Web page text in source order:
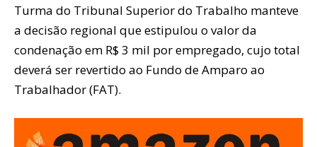
Turma do Tribunal Superior do Trabalho manteve
a decisão regional que estipulou o valor da
condenação em R$ 3 mil por empregado, cujo total
deverá ser revertido ao Fundo de Amparo ao
Trabalhador (FAT).